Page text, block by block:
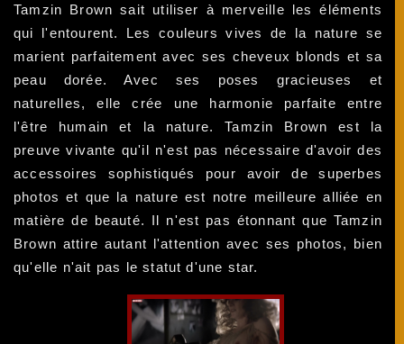
Tamzin Brown sait utiliser à merveille les éléments
qui l'entourent. Les couleurs vives de la nature se
marient parfaitement avec ses cheveux blonds et sa
peau dorée. Avec ses poses gracieuses et
naturelles, elle crée une harmonie parfaite entre
l'être humain et la nature. Tamzin Brown est la
preuve vivante qu'il n'est pas nécessaire d'avoir des
accessoires sophistiqués pour avoir de superbes
photos et que la nature est notre meilleure alliée en
matière de beauté. Il n'est pas étonnant que Tamzin
Brown attire autant l'attention avec ses photos, bien
qu'elle n'ait pas le statut d'une star.